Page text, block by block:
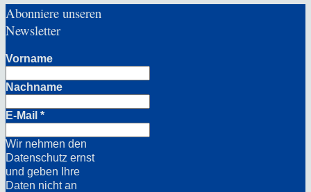
Abonniere unseren
Newsletter
Vorname
Nachname
E-Mail *
Wir nehmen den
Datenschutz ernst
und geben Ihre
Daten nicht an